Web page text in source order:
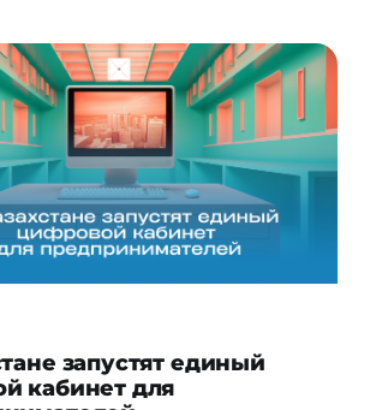
запустят единый
кабинет для